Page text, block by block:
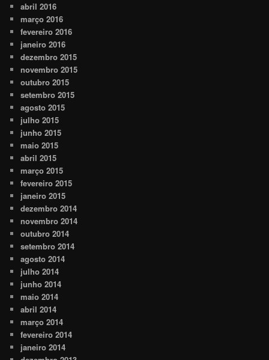
abril 2016
março 2016
fevereiro 2016
janeiro 2016
dezembro 2015
novembro 2015
outubro 2015
setembro 2015
agosto 2015
julho 2015
junho 2015
maio 2015
abril 2015
março 2015
fevereiro 2015
janeiro 2015
dezembro 2014
novembro 2014
outubro 2014
setembro 2014
agosto 2014
julho 2014
junho 2014
maio 2014
abril 2014
março 2014
fevereiro 2014
janeiro 2014